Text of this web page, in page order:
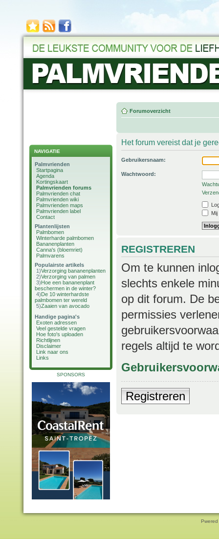
NAVIGATIE
Palmvrienden
Startpagina
Agenda
Kortingskaart
Palmvrienden forums
Palmvrienden chat
Palmvrienden wiki
Palmvrienden maps
Palmvrienden label
Contact
Plantenlijsten
Palmbomen
Winterharde palmbomen
Bananenplanten
Canna's (bloemriet)
Palmvarens
Populairste artikels
1)Verzorging bananenplanten
2)Verzorging van palmen
3)Hoe een bananenplant
beschermen in de winter?
4)De 10 winterhardste
palmbomen ter wereld
5)Zaaien van avocado
Handige pagina's
Exoten adressen
Veel gestelde vragen
Hoe foto's uploaden
Richtlijnen
Disclaimer
Link naar ons
Links
SPONSORS
Forumoverzicht
Het forum vereist dat je
Gebruikersnaam:
Wachtwoord:
REGISTREREN
Om te kunnen
slechts enkele
op dit forum. De
permissies
regels altijd te
Registreren